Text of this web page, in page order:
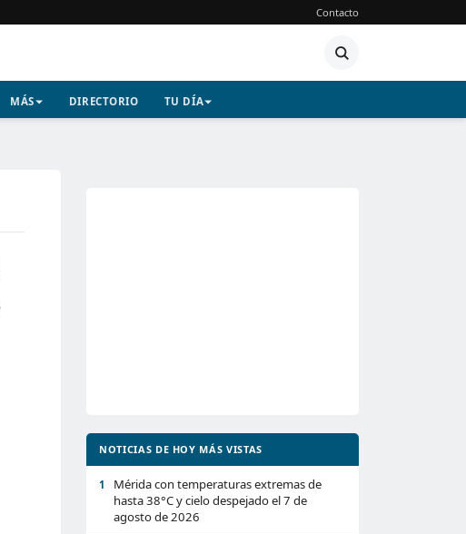
Contacto
MÁS DIRECTORIO TU DÍA
NOTICIAS DE HOY MÁS VISTAS
1
Mérida con temperaturas extremas de
hasta 38°C y cielo despejado el 7 de
agosto de 2026